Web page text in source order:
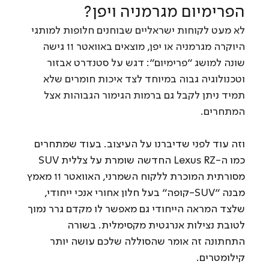
הפרימיום מגרמניה ויפן?
לא מעט לקוחות ישראליים שבוחנים חלופות למותגי
היוקרה מגרמניה או יפן, מוצאים באוואטר 11 גישה
שונה למושג "פרימיום": דגש על סטנדרט אבזור
וטכנולוגיה גבוה במיוחד לצד איכות חומרים שלא
תמיד ניתן לקבל גם ברמות הגימור הגבוהות אצל
המתחרים.
וזה עוד לפני שדיברנו על העיצוב. בעוד שמתחרים
מסורתית המוכרת ללקוח השמרני, האוואטר 11 מאמץ
מבנה "SUV-קופה" בעל חלון אחורי אנכי ייחודי,
שלצד המראה הייחודי גם מאפשר לו מקדם גרר נמוך
לטובת נצילות אנרגטית מקסימלית. בשורה
התחתונה זה אומר שהסוללה שלכם עושה יותר
קילומטרים.